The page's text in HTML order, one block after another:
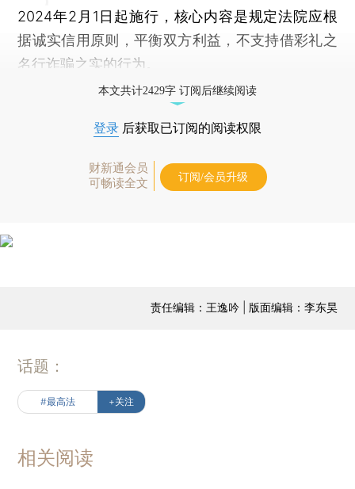
2024年2月1日起施行，核心内容是规定法院应根
据诚实信用原则，平衡双方利益，不支持借彩礼之
名行诈骗之实的行为。
本文共计2429字 订阅后继续阅读
登录 后获取已订阅的阅读权限
财新通会员
可畅读全文
订阅/会员升级
责任编辑：王逸吟 | 版面编辑：李东昊
话题：
#最高法 +关注
相关阅读